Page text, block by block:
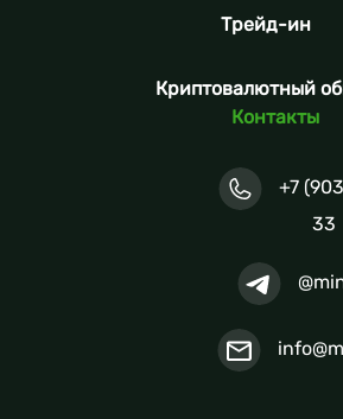
Трейд-ин
Криптовалютный
Контакты
+7
33